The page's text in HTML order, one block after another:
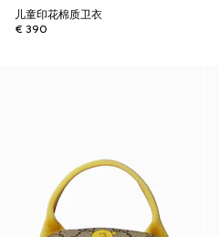
儿童印花棉质卫衣
€ 390